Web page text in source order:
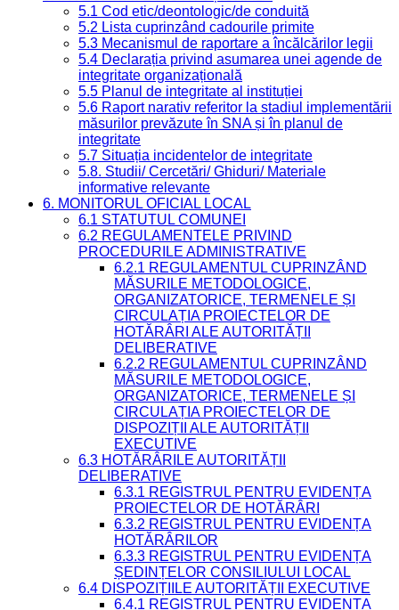
5.1 Cod etic/deontologic/de conduită
5.2 Lista cuprinzând cadourile primite
5.3 Mecanismul de raportare a încălcărilor legii
5.4 Declarația privind asumarea unei agende de
integritate organizațională
5.5 Planul de integritate al instituției
5.6 Raport narativ referitor la stadiul implementării
măsurilor prevăzute în SNA și în planul de
integritate
5.7 Situația incidentelor de integritate
5.8. Studii/ Cercetări/ Ghiduri/ Materiale
informative relevante
6. MONITORUL OFICIAL LOCAL
6.1 STATUTUL COMUNEI
6.2 REGULAMENTELE PRIVIND
PROCEDURILE ADMINISTRATIVE
6.2.1 REGULAMENTUL CUPRINZÂND
MĂSURILE METODOLOGICE,
ORGANIZATORICE, TERMENELE ȘI
CIRCULAȚIA PROIECTELOR DE
HOTĂRÂRI ALE AUTORITĂȚII
DELIBERATIVE
6.2.2 REGULAMENTUL CUPRINZÂND
MĂSURILE METODOLOGICE,
ORGANIZATORICE, TERMENELE ȘI
CIRCULAȚIA PROIECTELOR DE
DISPOZIȚII ALE AUTORITĂȚII
EXECUTIVE
6.3 HOTĂRÂRILE AUTORITĂȚII
DELIBERATIVE
6.3.1 REGISTRUL PENTRU EVIDENȚA
PROIECTELOR DE HOTĂRÂRI
6.3.2 REGISTRUL PENTRU EVIDENȚA
HOTĂRÂRILOR
6.3.3 REGISTRUL PENTRU EVIDENȚA
ȘEDINȚELOR CONSILIULUI LOCAL
6.4 DISPOZIȚIILE AUTORITĂȚII EXECUTIVE
6.4.1 REGISTRUL PENTRU EVIDENȚA